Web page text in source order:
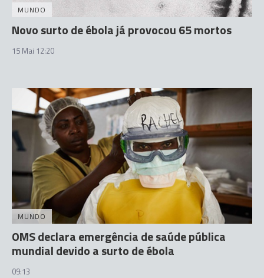
MUNDO
Novo surto de ébola já provocou 65 mortos
15 Mai 12:20
MUNDO
OMS declara emergência de saúde pública
mundial devido a surto de ébola
09:13